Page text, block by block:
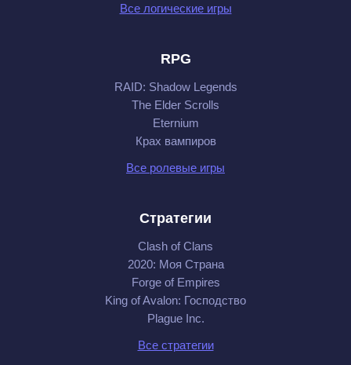
Все логические игры
RPG
RAID: Shadow Legends
The Elder Scrolls
Eternium
Крах вампиров
Все ролевые игры
Стратегии
Clash of Clans
2020: Моя Cтрана
Forge of Empires
King of Avalon: Господство
Plague Inc.
Все стратегии